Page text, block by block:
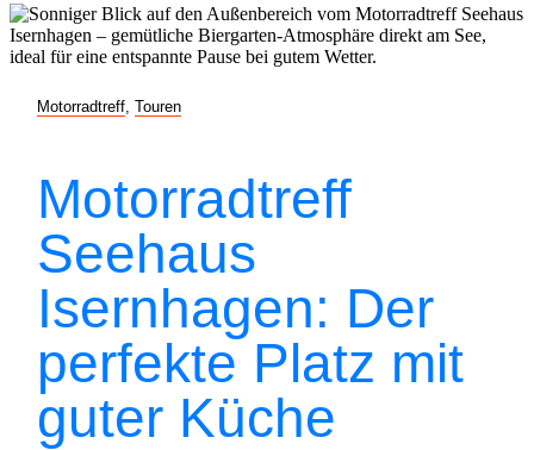
Motorradtreff Touren
Motorradtreff
Seehaus
Isernhagen: Der
perfekte Platz mit
guter Küche